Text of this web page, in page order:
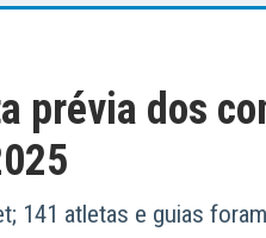
prévia dos
141 atletas e guias